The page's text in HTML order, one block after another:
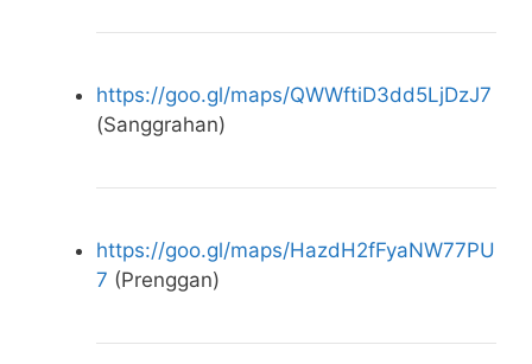
https://goo.gl/maps/QWWftiD3dd5LjDzJ7
(Sanggrahan)
https://goo.gl/maps/HazdH2fFyaNW77PU
7 (Prenggan)